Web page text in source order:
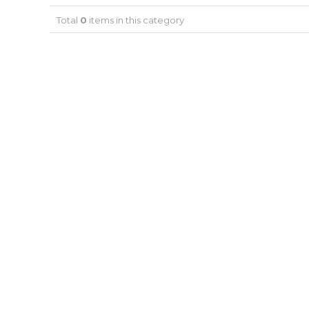
Total 0 items in this category